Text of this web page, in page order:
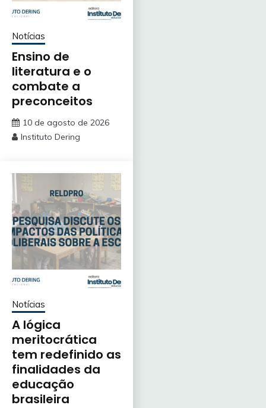
Notícias
Ensino de
literatura e o
combate a
preconceitos
10 de agosto de 2026
Instituto Dering
Notícias
A lógica
meritocrática
tem redefinido as
finalidades da
educação
brasileira